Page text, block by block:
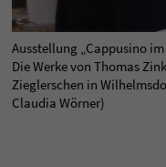
Ausstellung „Cappusino
Die Werke von Thomas
Zieglerschen in
Claudia Wörner)